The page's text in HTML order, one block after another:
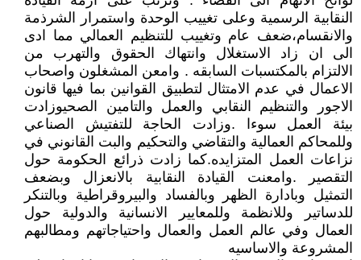
النقابية الرسمية وعلى تغييب الوحدة واستمرار الشرذمة
والانقسام،ضعف عام وتغييب للتنظيم العمالي مما ادى
الى ان زاد الاستغلال وانتهاك الحقوق والتهرب من
الالتزام بالمكتسبات السابقه . وامعن المشغلون واصحاب
الاعمال في عدم الامتثال لتطبيق القوانين بما فيها قانون
الاجور والتنظيم النقابي والعمل والتامين الصحيوزادت
بيئة العمل سوءا .وزادت الحاجة للتفتيش الصناعي
وللمحاكم العمالية والتقاضي والتحكيم والبت القانوني في
نزاعات العمل المتزايده.كما زادت ذرائع الحكومة حول
التقصير .وامعنت القيادة النقابية بالانعزال وبضعف
التمثيل وبادارة الظهر وبالفساد والبيروقراطية وبالتنكر
للدساتير وللانظمة وللمعايير الانسانية والدولية حول
العمال وفي عالم العمل والعمال واحتياجاتهم ومطالبهم
المشروعة والاساسيه